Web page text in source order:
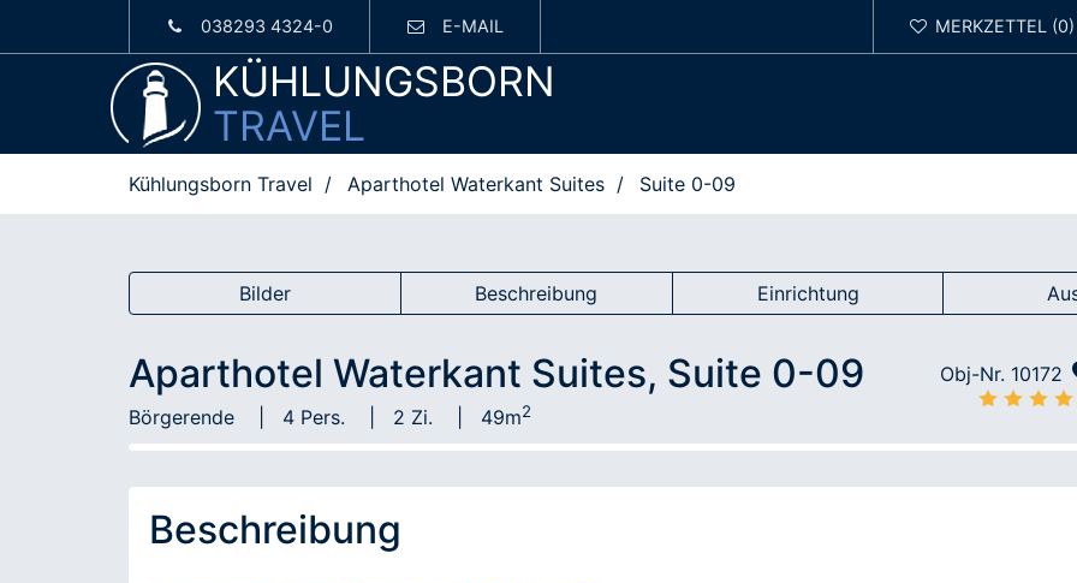
038293 4324-0 E-MAIL
KÜHLUNGSBORN
TRAVEL
Kühlungsborn Travel Aparthotel Waterkant Suites Suite 0-09
Bilder Beschreibung Einrichtung
Aparthotel Waterkant Suites, Suite 0-09
Börgerende 4 Pers. 2 Zi. 49m2
Obj-Nr. 10172
Beschreibung